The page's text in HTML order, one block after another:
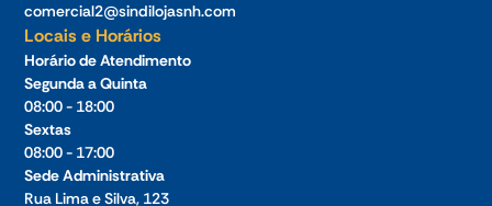
comercial2@sindilojasnh.com
Locais e Horários
Horário de Atendimento
Segunda a Quinta
08:00 - 18:00
Sextas
08:00 - 17:00
Sede Administrativa
Rua Lima e Silva, 123